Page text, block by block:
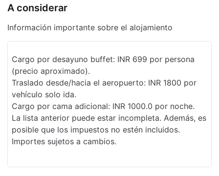
Asador
Servicio de café en el lobby
Clases de acondicionamiento físico
Sala de banquetes
Salón de baile
Acceso en silla de ruedas
Recepción
A considerar
Información importante sobre el alojamiento
Cargo por desayuno buffet: INR 699 por persona
(precio aproximado).
Traslado desde/hacia el aeropuerto: INR 1800 por
vehículo solo ida.
Cargo por cama adicional: INR 1000.0 por noche.
La lista anterior puede estar incompleta. Además, es
posible que los impuestos no estén incluidos.
Importes sujetos a cambios.